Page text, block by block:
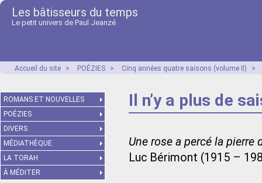
Les bâtisseurs du temps
Le petit univers de Paul Jeanzé
Accueil du site > POÉZIES > Cinq années quatre saisons (volume II) >
Il n’y a plus de
Une rose a percé la pierre
Luc Bérimont (1915 –
ROMANS ET NOUVELLES
POÉZIES
DIVERS
MÉDIATHÈQUE
LA TORAH
À MÉDITER